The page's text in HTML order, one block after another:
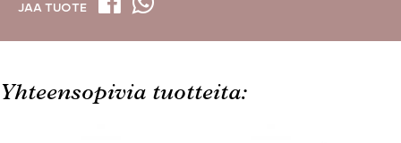
JAA TUOTE
Yhteensopivia tuotteita: